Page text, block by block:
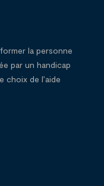
la personne
par un handicap
choix de l’aide